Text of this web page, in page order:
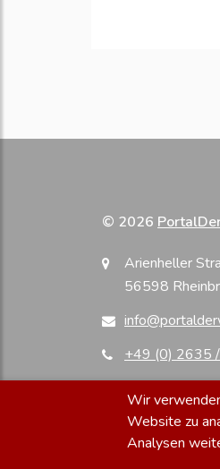
© 2026
Arienheller
56598
+49 (0) 2635
Wir
Website zu
Analysen